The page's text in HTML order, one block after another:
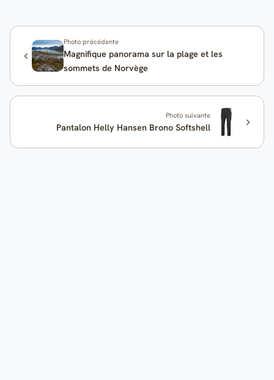
Photo précédente
Magnifique panorama sur la plage et les
sommets de Norvège
Photo suivante
Pantalon Helly Hansen Brono Softshell